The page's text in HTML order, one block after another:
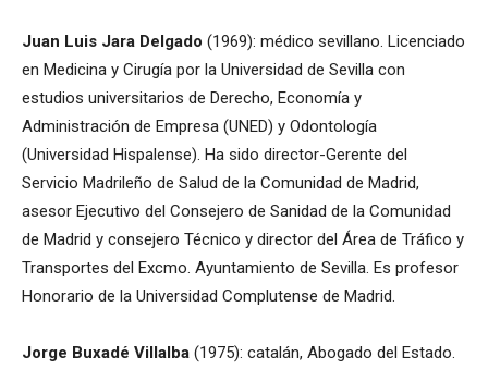
Juan Luis Jara Delgado (1969): médico sevillano. Licenciado
en Medicina y Cirugía por la Universidad de Sevilla con
estudios universitarios de Derecho, Economía y
Administración de Empresa (UNED) y Odontología
(Universidad Hispalense). Ha sido director-Gerente del
Servicio Madrileño de Salud de la Comunidad de Madrid,
asesor Ejecutivo del Consejero de Sanidad de la Comunidad
de Madrid y consejero Técnico y director del Área de Tráfico y
Transportes del Excmo. Ayuntamiento de Sevilla. Es profesor
Honorario de la Universidad Complutense de Madrid.
Jorge Buxadé Villalba (1975): catalán, Abogado del Estado.